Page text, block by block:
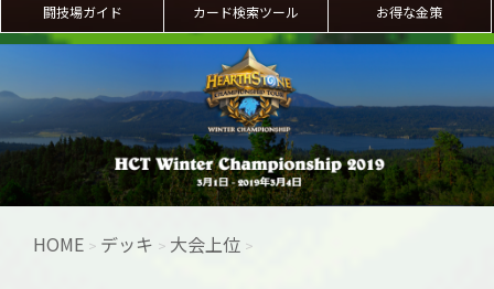
闘技場ガイド カード検索ツール お得な金策
HOME > デッキ > 大会上位 >